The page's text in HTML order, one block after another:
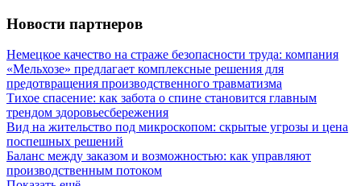
Новости партнеров
Немецкое качество на страже безопасности труда: компания
«Мельхозе» предлагает комплексные решения для
предотвращения производственного травматизма
Тихое спасение: как забота о спине становится главным
трендом здоровьесбережения
Вид на жительство под микроскопом: скрытые угрозы и цена
поспешных решений
Баланс между заказом и возможностью: как управляют
производственным потоком